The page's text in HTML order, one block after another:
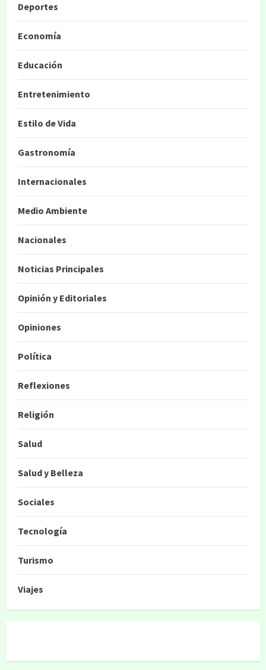
Deportes
Economía
Educación
Entretenimiento
Estilo de Vida
Gastronomía
Internacionales
Medio Ambiente
Nacionales
Noticias Principales
Opinión y Editoriales
Opiniones
Política
Reflexiones
Religión
Salud
Salud y Belleza
Sociales
Tecnología
Turismo
Viajes